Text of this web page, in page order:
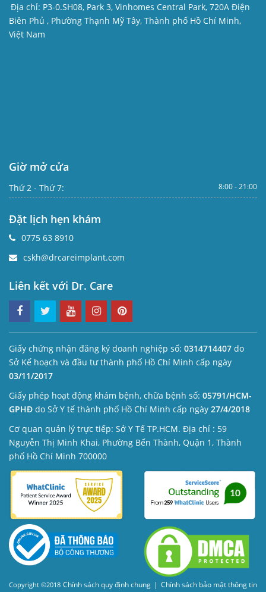
Địa chỉ: P3-0.SH08, Park 3, Vinhomes Central Park, 720A Điện
Biên Phủ , Phường Thạnh Mỹ Tây, Thành phố Hồ Chí Minh,
Việt Nam
Giờ mở cửa
Thứ 2 - Thứ 7: 8:00 - 21:00
Đặt lịch hẹn khám
0775 63 8910
cskh@drcareimplant.com
Liên kết với Dr. Care
Giấy chứng nhận đăng ký doanh nghiệp số: 0314714407 do
Sở Kế hoạch và đầu tư thành phố Hồ Chí Minh cấp ngày
03/11/2017
Giấy phép hoạt động khám bệnh, chữa bệnh số: 05791/HCM-
GPHĐ do Sở Y tế thành phố Hồ Chí Minh cấp ngày 27/4/2018
Cơ quan quản lý trực tiếp: Sở Y Tế TP.HCM. Địa chỉ : 59
Nguyễn Thị Minh Khai, Phường Bến Thành, Quận 1, Thành
phố Hồ Chí Minh 700000
Chính sách quy định chung | Chính sách bảo mật thông tin
Copyright ©2018